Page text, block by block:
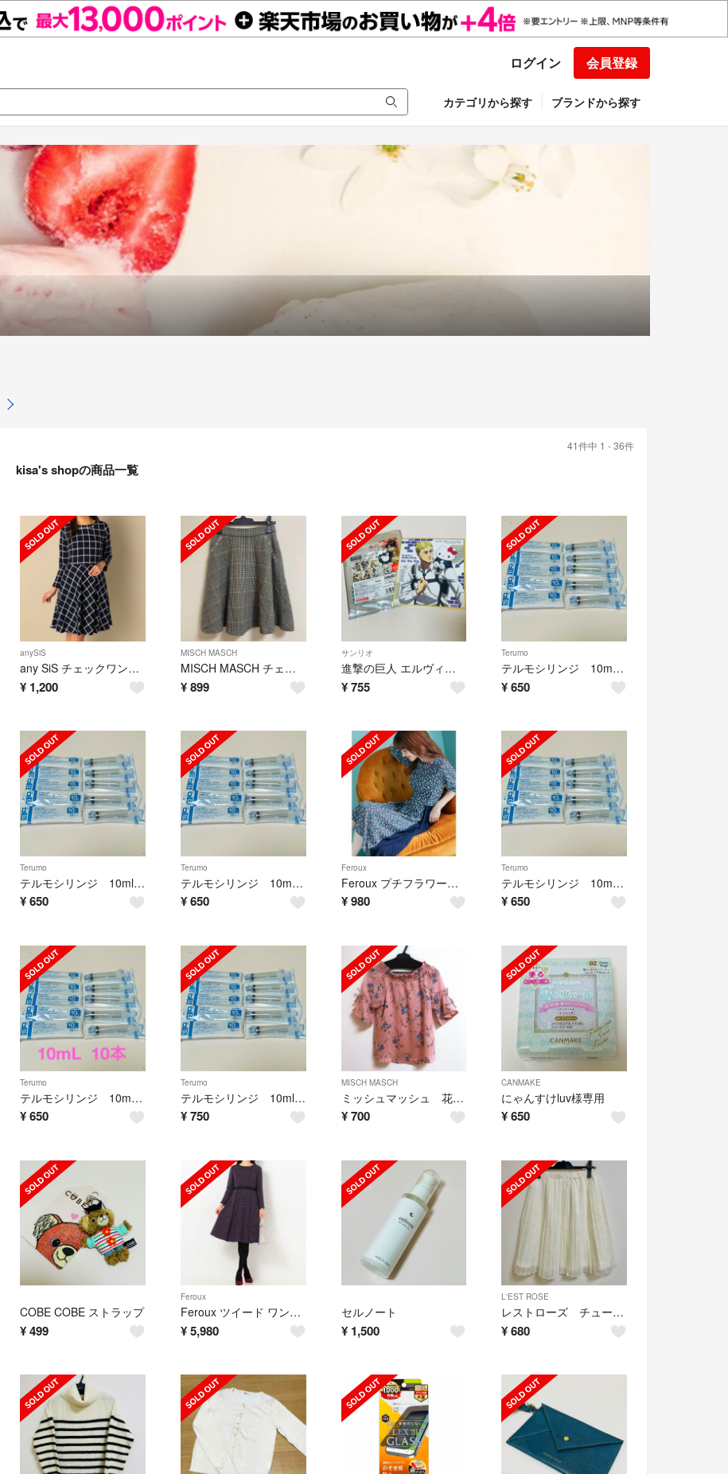
ログイン 会員登録
カテゴリから探す ブランドから探す
41件中 1 - 36件
kisa's shopの商品一覧
anySiS
any SiS チェックワンピース
¥ 1,200
MISCH MASCH
MISCH MASCH チェック柄スカート
¥899
サンリオ
進撃の巨人 エルヴィン キティ 色紙
¥ 755
Terumo
テルモシリンジ 10mL 10本
¥650
Terumo
テルモシリンジ 10ml 10本
¥650
Terumo
テルモシリンジ 10mL 10本
¥650
Feroux
Feroux プチフラワープリーツコンビ ワンピース
¥ 980
Terumo
テルモシリンジ 10mL 10本
¥650
Terumo
テルモシリンジ 10mL 10本
¥650
Terumo
テルモシリンジ 10ml 10本
¥750
MISCH MASCH
ミッシュマッシュ 花柄オフショル
¥ 700
CANMAKE
にゃんすけluv様専用
¥650
COBE COBE ストラップ
¥499
Feroux
Feroux ツイード ワンピース ネイビー
¥5,980
セルノート
¥ 1,500
L'EST ROSE
レストローズ チュールスカート
¥680